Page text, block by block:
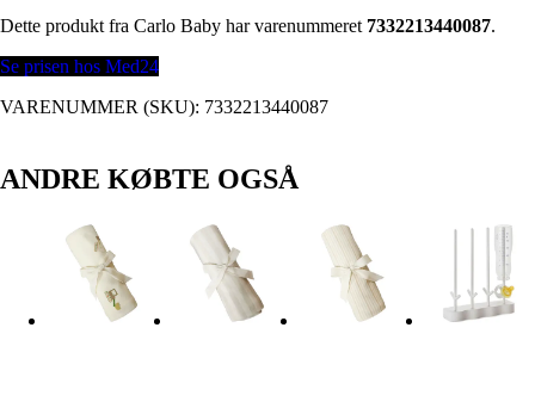
Dette produkt fra Carlo Baby har varenummeret 7332213440087.
Se prisen hos Med24
VARENUMMER (SKU): 7332213440087
ANDRE KØBTE OGSÅ